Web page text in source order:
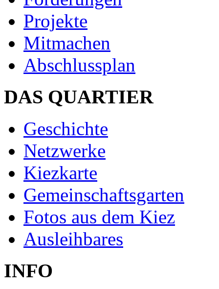
Projekte
Mitmachen
Abschlussplan
DAS QUARTIER
Geschichte
Netzwerke
Kiezkarte
Gemeinschaftsgarten
Fotos aus dem Kiez
Ausleihbares
INFO